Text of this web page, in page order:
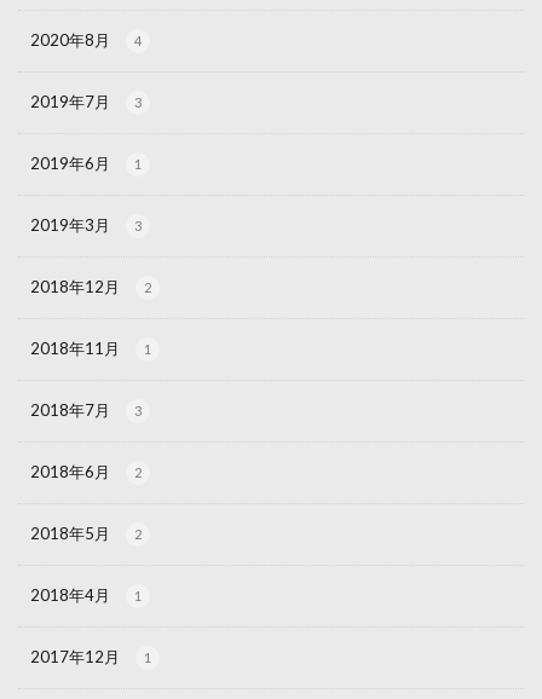
2020年8月 4
2019年7月 3
2019年6月 1
2019年3月 3
2018年12月 2
2018年11月 1
2018年7月 3
2018年6月 2
2018年5月 2
2018年4月 1
2017年12月 1